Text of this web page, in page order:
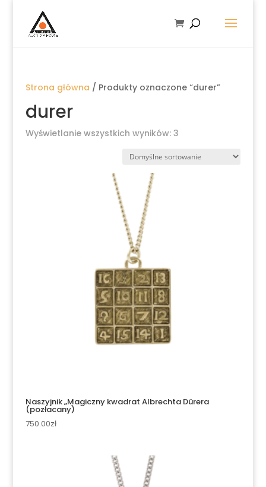
Strona główna / Produkty oznaczone “durer”
durer
Wyświetlanie wszystkich wyników: 3
Naszyjnik „Magiczny kwadrat Albrechta Dürera
(pozłacany)
750.00zł